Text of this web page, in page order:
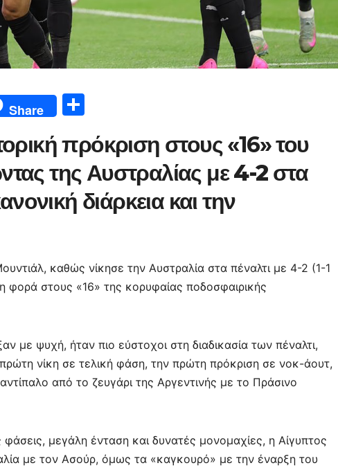
Share
ρ
α
σ
τε
ε
πρόκριση στους «16» του
της Αυστραλίας με4-2 στα
διάρκεια και την
καθώς νίκησε την Αυστραλία στα πέναλτι με 4-2 (1-1
φορά στους «16» της κορυφαίας ποδοσφαιρικής
με ψυχή, ήταν πιο εύστοχοι στη διαδικασία των πέναλτι,
νίκη σε τελική φάση, την πρώτη πρόκριση σε νοκ-άουτ,
από το ζευγάρι της Αργεντινής με το Πράσινο
μεγάλη ένταση και δυνατές μονομαχίες, η Αίγυπτος
με τον Ασούρ, όμως τα «καγκουρό» με την έναρξη του